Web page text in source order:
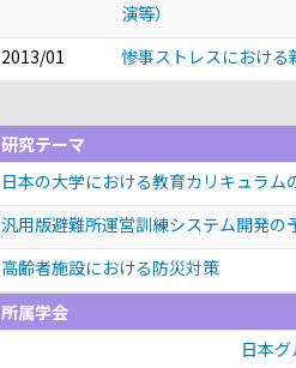
演等）
2013/01
惨事ストレスにおけ
研究テーマ
日本の大学における教育カリキュラム
汎用版避難所運営訓練システム開発の
高齢者施設における防災対策
所属学会
日本